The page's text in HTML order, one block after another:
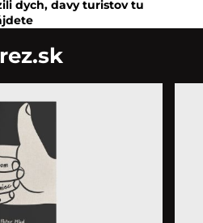
dych, davy turistov tu